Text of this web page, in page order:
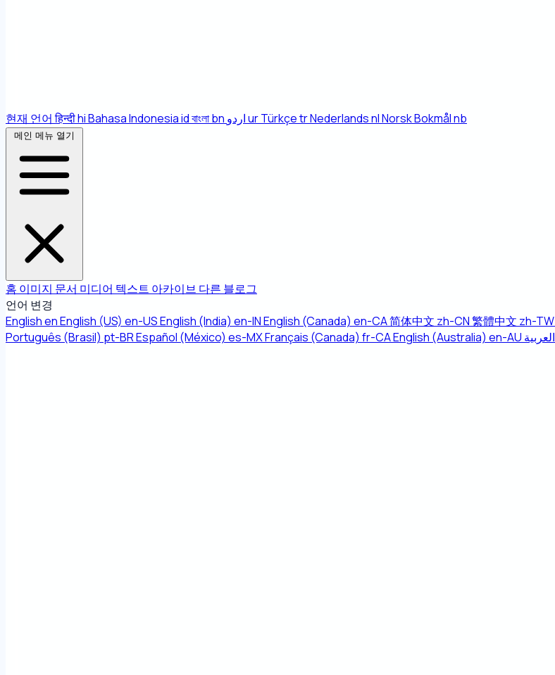
현재 언어 हिन्दीhiBahasa Indonesiaidবাংলাbn اردوurTürkçetrNederlandsnlNorsk Bokmålnb
메인 메뉴 열기
홈 이미지 문서 미디어 텍스트 아카이브 다른 블로그
언어 변경
EnglishenEnglish (US) en-USEnglish (India) en-INEnglish (Canada) en-CA简体中文 zh-CN繁體中文 zh-TW
Português (Brasil) pt-BREspañol (México) es-MXFrançais (Canada) fr-CAEnglish (Australia) en-AU العربية